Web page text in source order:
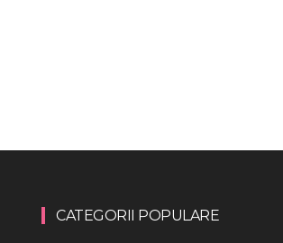
CATEGORII POPULARE